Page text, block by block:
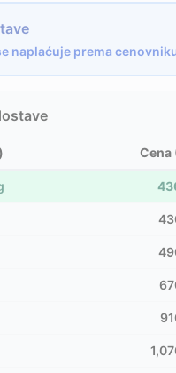
naplaćuje prema
Cena